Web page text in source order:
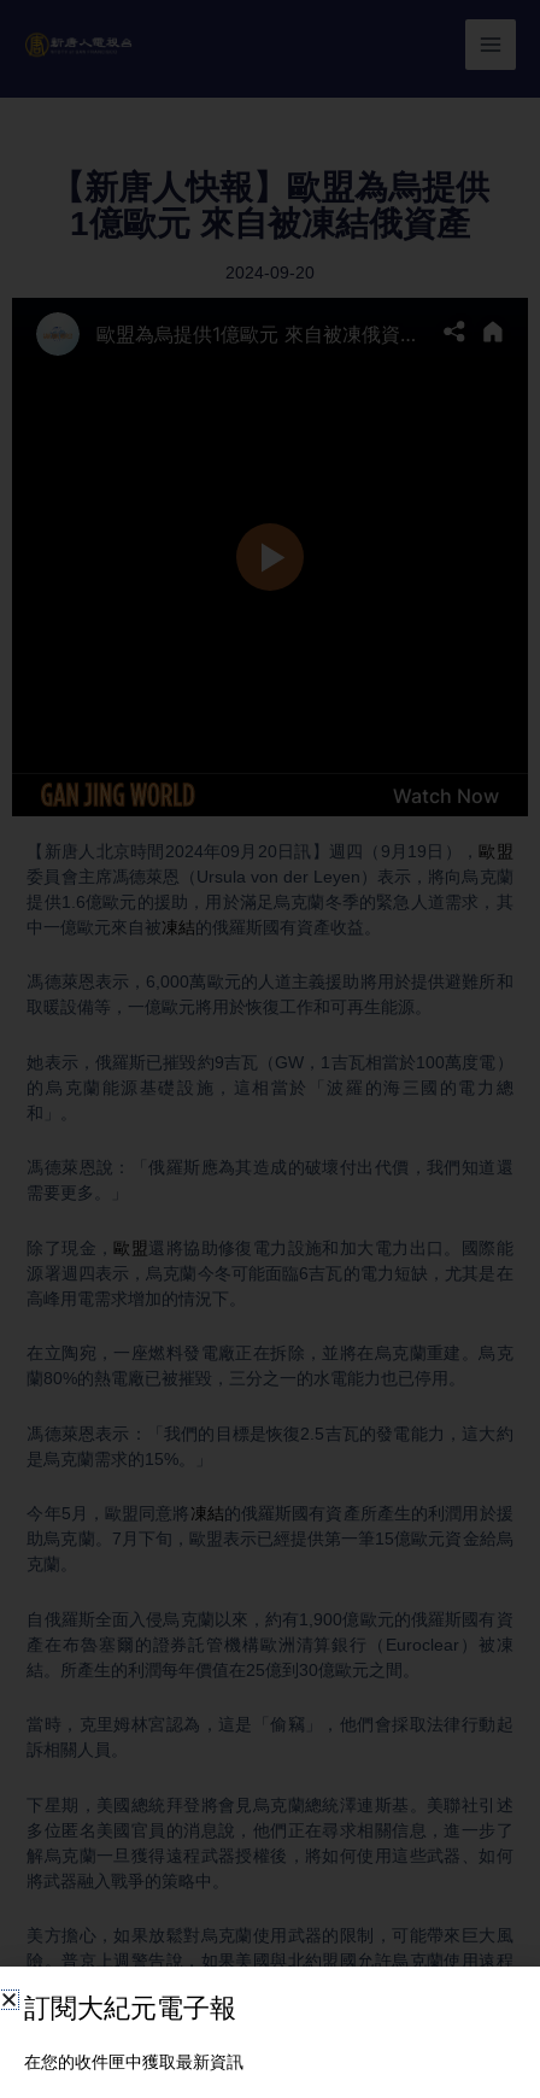
【新唐人快報】歐盟為烏提供
1億歐元 來自被凍結俄資產
2024-09-20
【新唐人北京時間2024年09月20日訊】週四（9月19日），
歐盟
委員會主席馮德萊恩（Ursula von der Leyen）表示，將向烏克蘭
提供1.6億歐元的援助，用於滿足烏克蘭冬季的緊急人道需求，其
中一億歐元來自被凍結的俄羅斯國有資產收益。
馮德萊恩表示，6,000萬歐元的人道主義援助將用於提供避難所和
取暖設備等，一億歐元將用於恢復工作和可再生能源。
她表示，俄羅斯已摧毀約9吉瓦（GW，1吉瓦相當於100萬度電）
的烏克蘭能源基礎設施，這相當於「波羅的海三國的電力總
和」。
馮德萊恩說：「俄羅斯應為其造成的破壞付出代價，我們知道還
需要更多。」
除了現金， 歐盟還將協助修復電力設施和加大電力出口。國際能
源署週四表示，烏克蘭今冬可能面臨6吉瓦的電力短缺，尤其是在
高峰用電需求增加的情況下。
在立陶宛，一座燃料發電廠正在拆除，並將在烏克蘭重建。烏克
蘭80%的熱電廠已被摧毀，三分之一的水電能力也已停用。
馮德萊恩表示：「我們的目標是恢復2.5吉瓦的發電能力，這大約
是烏克蘭需求的15%。」
今年5月，歐盟同意將凍結的俄羅斯國有資產所產生的利潤用於援
助烏克蘭。7月下旬，歐盟表示已經提供第一筆15億歐元資金給烏
克蘭。
自俄羅斯全面入侵烏克蘭以來，約有1,900億歐元的俄羅斯國有資
產在布魯塞爾的證券託管機構歐洲清算銀行（Euroclear）被凍
結。所產生的利潤每年價值在25億到30億歐元之間。
當時，克里姆林宮認為，這是「偷竊」，他們會採取法律行動起
訴相關人員。
下星期，美國總統拜登將會見烏克蘭總統澤連斯基。美聯社引述
多位匿名美國官員的消息說，他們正在尋求相關信息，進一步了
解烏克蘭一旦獲得遠程武器授權後，將如何使用這些武器、如何
將武器融入戰爭的策略中。
美方擔心，如果放鬆對烏克蘭使用武器的限制，可能帶來巨大風
險。普京上週警告說，如果美國與北約盟國允許烏克蘭使用遠程
助給烏克蘭。德國2024年的預算中已經計劃提供大約80億歐元給